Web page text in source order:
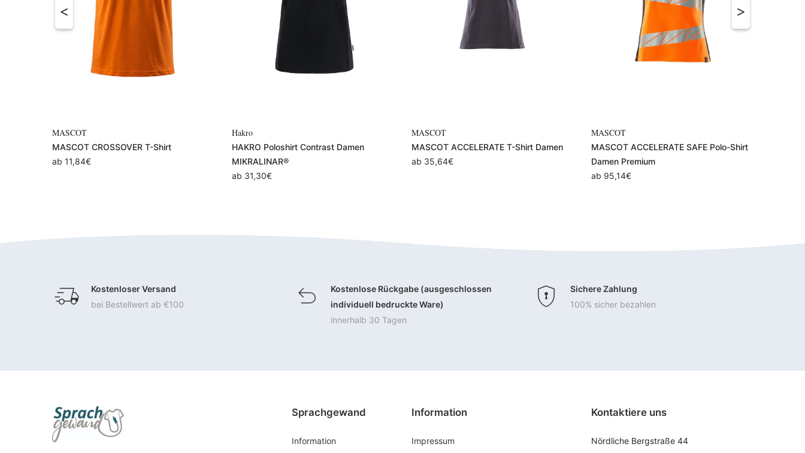
Hakro
HAKRO Poloshirt Contrast Damen
MIKRALINAR®
MASCOT
MASCOT ACCELERATE T-Shirt Damen
ab35,64€
MASCOT
MASCOT ACCELERATE SAFE Polo-Shirt
Damen Premium
MASCOT
MASCOT ACCELERATE T-Shirts für
Kinder
ab 14,22€
Kostenloser Versand
bei Bestellwert ab €100
Kostenlose Rückgabe (ausgeschlossen
individuell bedruckte Ware)
innerhalb 30 Tagen
Sichere Zahlung
100% sicher bezahlen
Sprachgewand
Information
Information
Impressum
Kontaktiere uns
Nördliche Bergstraße 44